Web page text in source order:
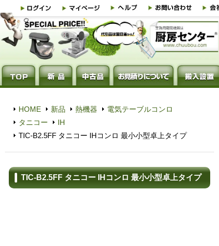
HOME 新品 熱機器
電気テーブルコンロ
タニコー
IH
TIC-B2.5FF タニコー IHコンロ 最小小型卓上タイプ
TIC-B2.5FF タニコー IHコンロ 最小小型卓上タイプ